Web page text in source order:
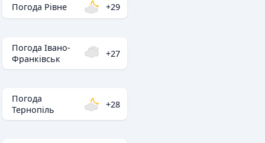
Погода Рівне +29
Погода Івано-
Франківськ
+27
Погода
Тернопіль
+28